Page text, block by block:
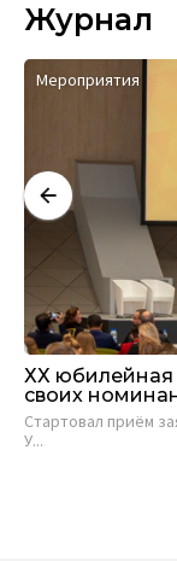
Журнал
Мероприятия
ХХ
своих
Стартовал приём
У...